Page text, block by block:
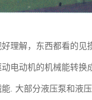
理解，东西都看的
电动机的机械能转
. 大部分液压泵和液